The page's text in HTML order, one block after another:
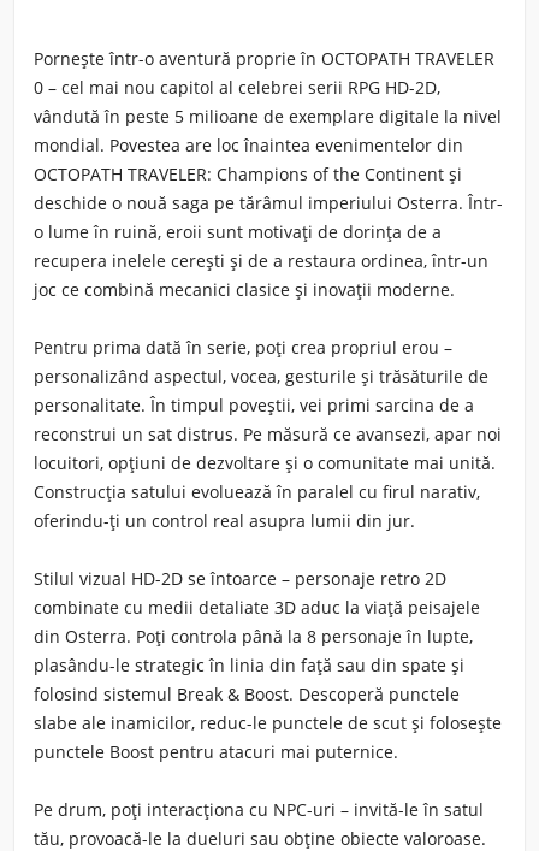
Pornește într-o aventură proprie în OCTOPATH TRAVELER
0 – cel mai nou capitol al celebrei serii RPG HD-2D,
vândută în peste 5 milioane de exemplare digitale la nivel
mondial. Povestea are loc înaintea evenimentelor din
OCTOPATH TRAVELER: Champions of the Continent și
deschide o nouă saga pe tărâmul imperiului Osterra. Într-
o lume în ruină, eroii sunt motivați de dorința de a
recupera inelele cerești și de a restaura ordinea, într-un
joc ce combină mecanici clasice și inovații moderne.
Pentru prima dată în serie, poți crea propriul erou –
personalizând aspectul, vocea, gesturile și trăsăturile de
personalitate. În timpul poveștii, vei primi sarcina de a
reconstrui un sat distrus. Pe măsură ce avansezi, apar noi
locuitori, opțiuni de dezvoltare și o comunitate mai unită.
Construcția satului evoluează în paralel cu firul narativ,
oferindu-ți un control real asupra lumii din jur.
Stilul vizual HD-2D se întoarce – personaje retro 2D
combinate cu medii detaliate 3D aduc la viață peisajele
din Osterra. Poți controla până la 8 personaje în lupte,
plasându-le strategic în linia din față sau din spate și
folosind sistemul Break & Boost. Descoperă punctele
slabe ale inamicilor, reduc-le punctele de scut și folosește
punctele Boost pentru atacuri mai puternice.
Pe drum, poți interacționa cu NPC-uri – invită-le în satul
tău, provoacă-le la dueluri sau obține obiecte valoroase.